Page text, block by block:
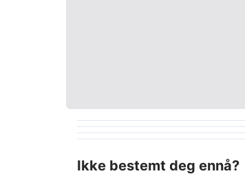
Ikke bestemt deg ennå?